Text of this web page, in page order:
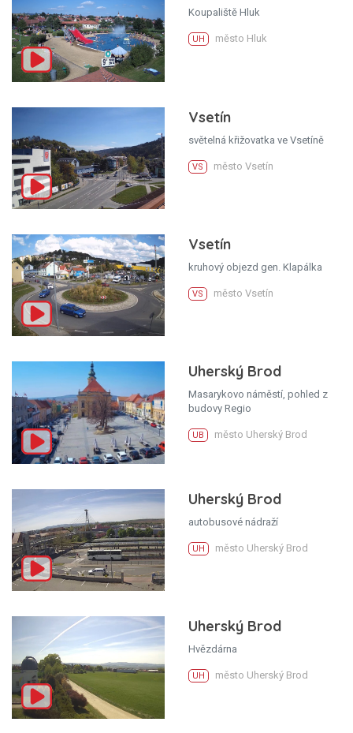
Koupaliště Hluk
UH město Hluk
Vsetín
světelná křižovatka ve Vsetíně
VS město Vsetín
Vsetín
kruhový objezd gen. Klapálka
VS město Vsetín
Uherský Brod
Masarykovo náměstí, pohled z
budovy Regio
UB město Uherský Brod
Uherský Brod
autobusové nádraží
UH město Uherský Brod
Uherský Brod
Hvězdárna
UH město Uherský Brod